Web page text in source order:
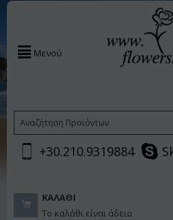
Μενού
+30.210.9319884
ΚΑΛΆΘΙ
Το καλάθι είναι άδειο